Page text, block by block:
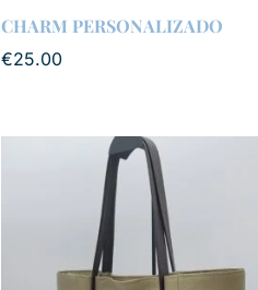
CHARM PERSONALIZADO
€25.00